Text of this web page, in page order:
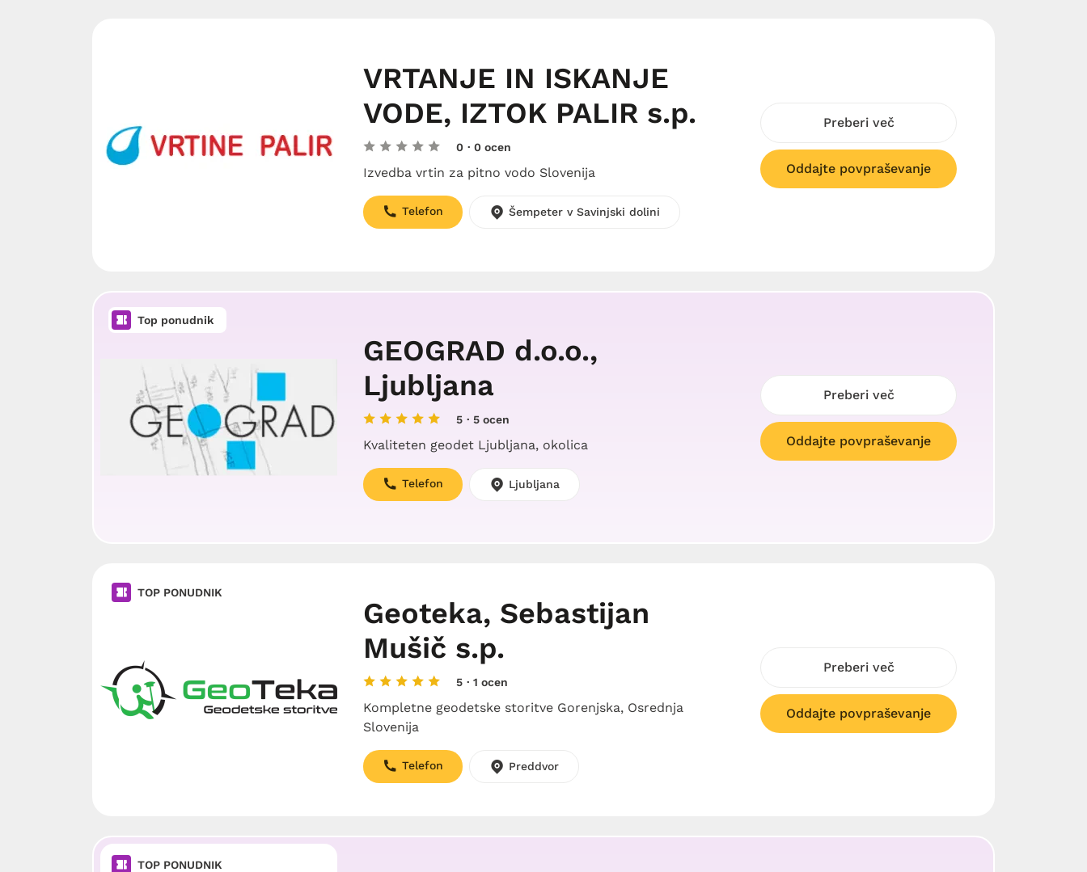
VRTANJE IN ISKANJE
VODE, IZTOK PALIR s.p.
0 · 0 ocen
Izvedba vrtin za pitno vodo Slovenija
Telefon Šempeter v Savinjski dolini
Preberi več
Oddajte povpraševanje
Top ponudnik
GEOGRAD d.o.o.,
Ljubljana
5 · 5 ocen
Kvaliteten geodet Ljubljana, okolica
Telefon Ljubljana
Preberi več
Oddajte povpraševanje
TOP PONUDNIK
Geoteka, Sebastijan
Mušič s.p.
5 · 1 ocen
Kompletne geodetske storitve Gorenjska, Osrednja
Slovenija
Telefon Preddvor
Preberi več
Oddajte povpraševanje
TOP PONUDNIK